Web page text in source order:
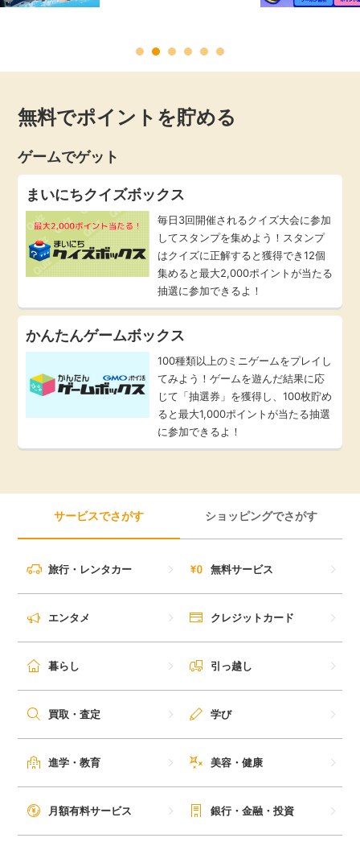
GMOポイ活の使い方
ヘルプセンター
無料でポイントを貯める
ゲームでゲット
まいにちクイズボックス
毎日3回開催されるクイズ大会に参加
してスタンプを集めよう！スタンプ
はクイズに正解すると獲得でき12個
集めると最大2,000ポイントが当たる
抽選に参加できるよ！
かんたんゲームボックス
100種類以上のミニゲームをプレイし
てみよう！ゲームを遊んだ結果に応
じて「抽選券」を獲得し、100枚貯め
ると最大1,000ポイントが当たる抽選
に参加できるよ！
サービスでさがす ショッピングでさがす
旅行・レンタカー 無料サービス
エンタメ クレジットカード
暮らし 引っ越し
買取・査定 学び
進学・教育 美容・健康
月額有料サービス 銀行・金融・投資